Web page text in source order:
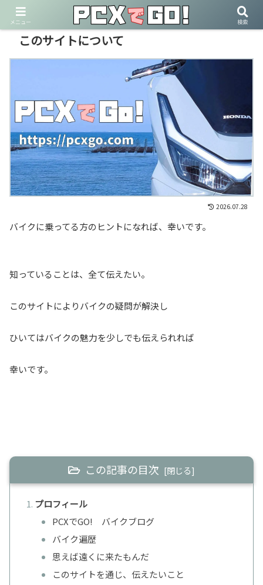
PR
このサイトについて
2026.07.28
バイクに乗ってる方のヒントになれば、幸いです。
知っていることは、全て伝えたい。
このサイトによりバイクの疑問が解決し
ひいてはバイクの魅力を少しでも伝えられれば
幸いです。
この記事の目次
プロフィール
PCXでGO! バイクブログ
バイク遍歴
思えば遠くに来たもんだ
このサイトを通じ、伝えたいこと
メニュー 検索